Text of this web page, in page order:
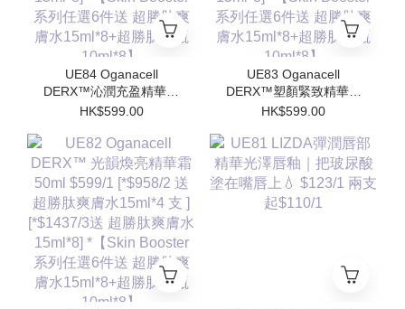
UE84 Oganacell
DERX™沁潤充盈精華霜
$599/1 ｜[*$958/2 送超
[*$1437/3送 超勝肽爽膚
水15ml*8] *【Skin
Booster 系列任選6件送
超勝肽爽膚水15ml*8+超
勝肽安瓶10ml*8】
HK$599.00
UE83 Oganacell
DERX™塑顏緊致精華霜
50ml$599/1 [*$958/2 送
[*$1437/3送 超勝肽爽膚
水15ml*8] *【Skin
Booster 系列任選6件送
超勝肽爽膚水15ml*8+超
勝肽安瓶10ml*8】
HK$599.00